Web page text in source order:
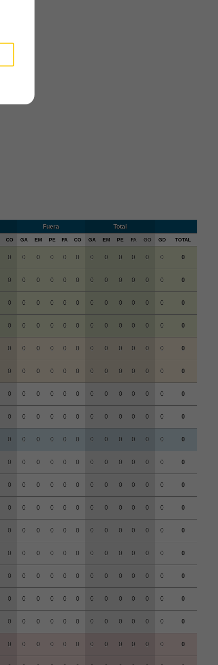
Fuera Total
CO GA EM PE FA CO GA EM PE FA GO GD TOTAL
0 0 0 0 0 0 0 0 0 0 0 0 0
0 0 0 0 0 0 0 0 0 0 0 0 0
0 0 0 0 0 0 0 0 0 0 0 0 0
0 0 0 0 0 0 0 0 0 0 0 0 0
0 0 0 0 0 0 0 0 0 0 0 0 0
0 0 0 0 0 0 0 0 0 0 0 0 0
0 0 0 0 0 0 0 0 0 0 0 0 0
0 0 0 0 0 0 0 0 0 0 0 0 0
0 0 0 0 0 0 0 0 0 0 0 0 0
0 0 0 0 0 0 0 0 0 0 0 0 0
0 0 0 0 0 0 0 0 0 0 0 0 0
0 0 0 0 0 0 0 0 0 0 0 0 0
0 0 0 0 0 0 0 0 0 0 0 0 0
0 0 0 0 0 0 0 0 0 0 0 0 0
0 0 0 0 0 0 0 0 0 0 0 0 0
0 0 0 0 0 0 0 0 0 0 0 0 0
0 0 0 0 0 0 0 0 0 0 0 0 0
0 0 0 0 0 0 0 0 0 0 0 0 0